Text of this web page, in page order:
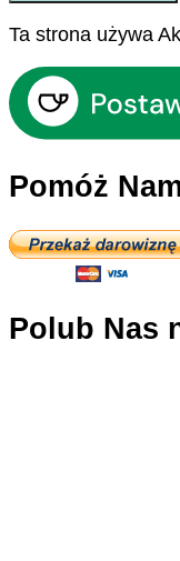
Ta strona używa
Pomóż
Polub Nas